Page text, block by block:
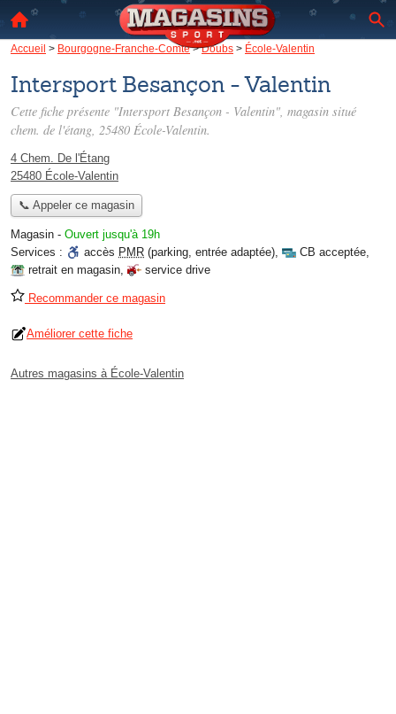
Accueil > Bourgogne-Franche-Comté>Doubs > École-Valentin
Intersport Besançon - Valentin
Cette fiche présente "Intersport Besançon - Valentin", magasin situé
chem. de l'étang, 25480 École-Valentin.
4 Chem. De l'Étang
25480 École-Valentin
📞 Appeler ce magasin
Magasin - Ouvert jusqu'à 19h
Services :
accès PMR (parking, entrée adaptée), CB acceptée,
retrait en magasin, service drive
Recommander ce magasin
Améliorer cette fiche
Autres magasins à École-Valentin